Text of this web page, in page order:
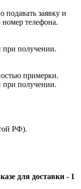
подавать заявку и
телефона.
при получении.
примерки.
при получении.
РФ).
для доставки - 1